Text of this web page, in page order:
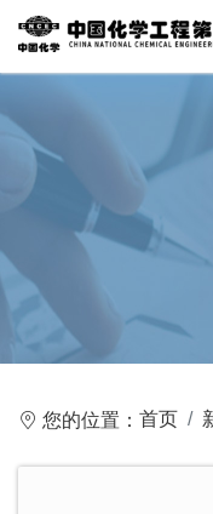
您的位置： 首页